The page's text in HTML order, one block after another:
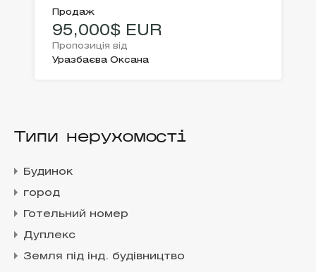
Продаж
95,000$ EUR
Пропозиція від
Уразбаєва Оксана
Типи нерухомості
Будинок
город
Готельний номер
Дуплекс
Земля під інд. будівництво